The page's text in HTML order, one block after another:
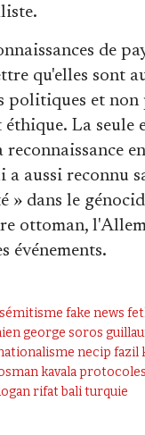
de
qu'elles sont
politiques et non
La seule
a aussi reconnu
» dans le
ottoman,
événements.
fake news
george soros
necip fazil
kavalaprotocoles
rifat baliturquie